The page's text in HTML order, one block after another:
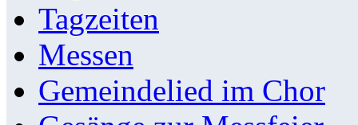
Tagzeiten
Messen
Gemeindelied im Chor